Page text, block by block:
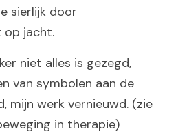
sierlijk door
op jacht.
niet alles is gezegd,
van symbolen aan de
mijn werk vernieuwd. (zie
in therapie)